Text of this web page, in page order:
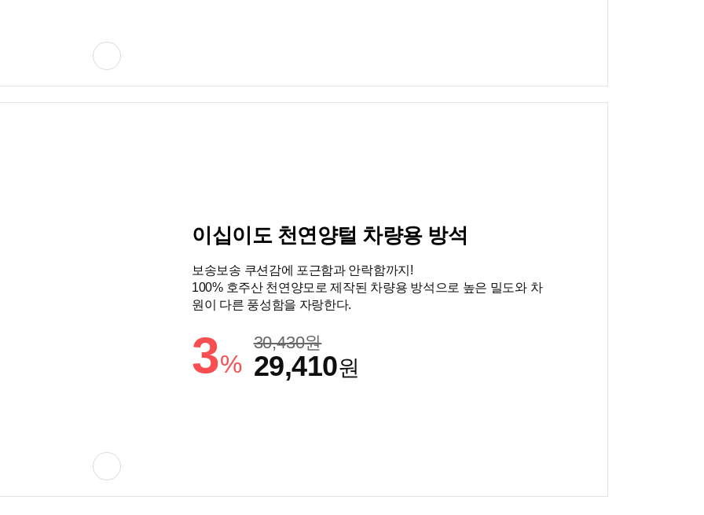
이십이도 천연양털 차량용 방석
보송보송 쿠션감에 포근함과 안락함까지!
100% 호주산 천연양모로 제작된 차량용 방석으로 높은 밀도와 차
원이 다른 풍성함을 자랑한다.
3%
30,430원
29,410원